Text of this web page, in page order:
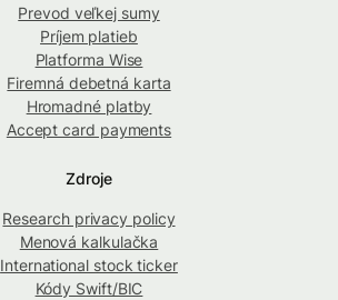
Prevod veľkej sumy
Príjem platieb
Platforma Wise
Firemná debetná karta
Hromadné platby
Accept card payments
Zdroje
Research privacy policy
Menová kalkulačka
International stock ticker
Kódy Swift/BIC